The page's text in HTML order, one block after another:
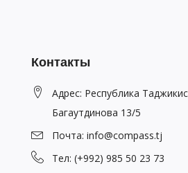
Контакты
Адрес: Республика
Багаутдинова 13/5
Почта: info@compass.tj
Тел: (+992) 985 50 23 73